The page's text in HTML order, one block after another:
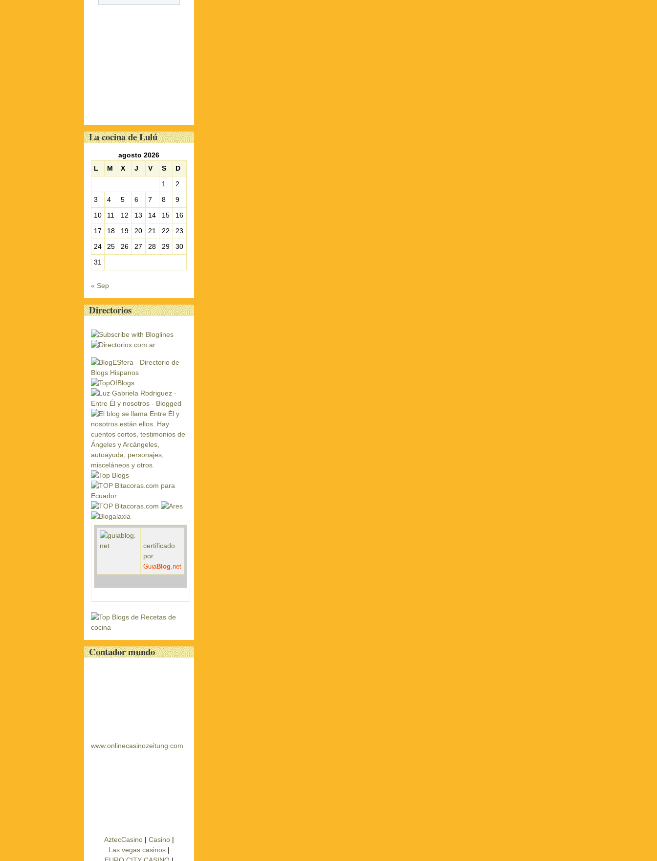
La cocina de Lulú
agosto 2026
L
M X J V S
D
1
2
3
4 5 6 7 8
9
10
11 12 13 14 15
16
17
18 19 20 21 22
23
24
25 26 27 28 29
30
31
« Sep
Directorios
certificado
por
GuiaBlog .net
Contador mundo
www.onlinecasinozeitung.com
AztecCasino | Casino |
Las vegas casinos |